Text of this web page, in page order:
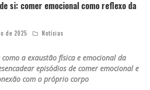
si: comer emocional como reflexo da
de 2025 Notícias
a exaustão física e emocional da
episódios de comer emocional e
com o próprio corpo